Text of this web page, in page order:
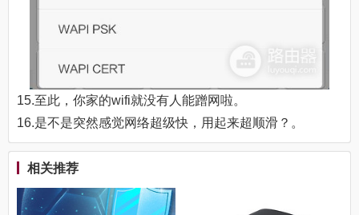
15.至此，你家的wifi就没有人能蹭网啦。
16.是不是突然感觉网络超级快，用起来超顺滑？。
相关推荐